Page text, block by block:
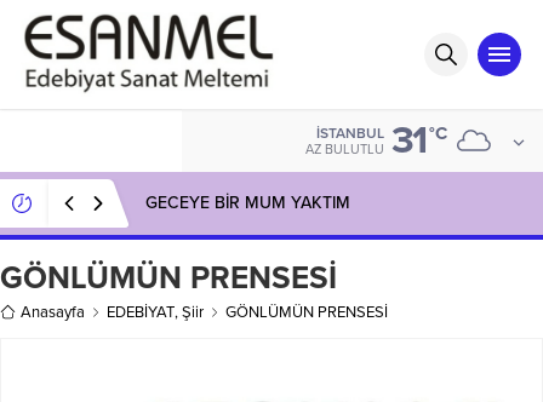
İSTANBUL
AZ BULUTLU 31°C
GECEYE BİR MUM YAKTIM
GÖNLÜMÜN PRENSESİ
Anasayfa EDEBİYAT,Şiir GÖNLÜMÜN PRENSESİ